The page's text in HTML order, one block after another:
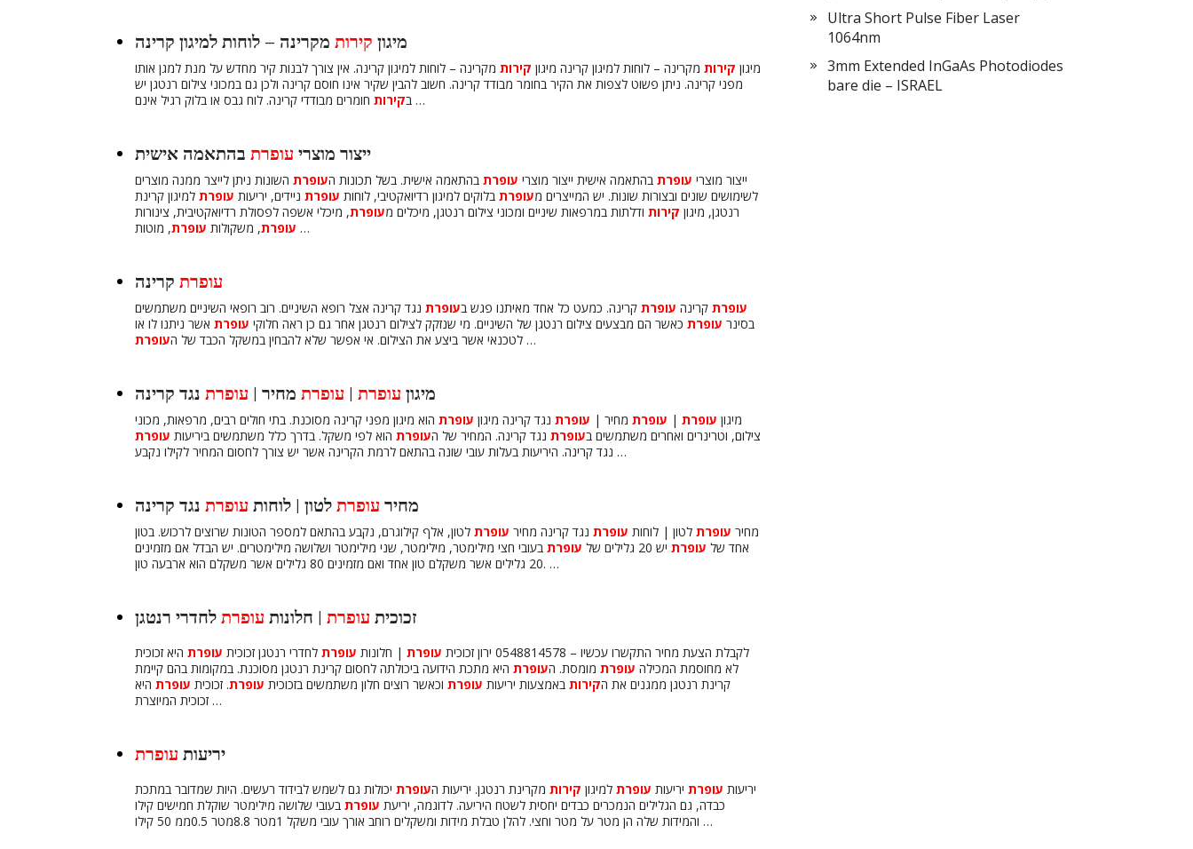
מיגון קירות מקרינה – לוחות למיגון קרינה
מיגון קירות מקרינה – לוחות למיגון קרינה מיגון קירות מקרינה – לוחות למיגון קרינה. אין צורך לבנות קיר מחדש על מנת למגן אותו
מפני קרינה. ניתן פשוט לצפות את הקיר בחומר מבודד קרינה. חשוב להבין שקיר אינו חוסם קרינה ולכן גם במכוני צילום רנטגן יש
בקירות חומרים מבודדי קרינה. לוח גבס או בלוק רגיל אינם …
ייצור מוצרי עופרת בהתאמה אישית
ייצור מוצרי עופרת בהתאמה אישית ייצור מוצרי עופרת בהתאמה אישית. בשל תכונות העופרת השונות ניתן לייצר ממנה מוצרים
לשימושים שונים ובצורות שונות. יש המייצרים מעופרת בלוקים למיגון רדיואקטיבי, לוחות עופרת ניידים, יריעות עופרת למיגון קרינת
רנטגן, מיגון קירות ודלתות במרפאות שיניים ומכוני צילום רנטגן, מיכלים מעופרת, מיכלי אשפה לפסולת רדיואקטיבית, צינורות
עופרת, משקולות עופרת , מוטות …
עופרת קרינה
עופרת קרינה עופרת קרינה. כמעט כל אחד מאיתנו פגש בעופרת נגד קרינה אצל רופא השיניים. רוב רופאי השיניים משתמשים
בסינר עופרת כאשר הם מבצעים צילום רנטגן של השיניים. מי שנזקק לצילום רנטגן אחר גם כן ראה חלוקי עופרת אשר ניתנו לו או
לטכנאי אשר ביצע את הצילום. אי אפשר שלא להבחין במשקל הכבד של העופרת …
מיגון עופרת | עופרת מחיר | עופרת נגד קרינה
מיגון עופרת | עופרת מחיר | עופרת נגד קרינה מיגון עופרת הוא מיגון מפני קרינה מסוכנת. בתי חולים רבים, מרפאות, מכוני
צילום, וטרינרים ואחרים משתמשים בעופרת נגד קרינה. המחיר של העופרת הוא לפי משקל. בדרך כלל משתמשים ביריעות עופרת
נגד קרינה. היריעות בעלות עובי שונה בהתאם לרמת הקרינה אשר יש צורך לחסום המחיר לקילו נקבע …
מחיר עופרתלטון | לוחות עופרת נגד קרינה
מחיר עופרת לטון | לוחות עופרת נגד קרינה מחיר עופרת לטון, אלף קילוגרם, נקבע בהתאם למספר הטונות שרוצים לרכוש. בטון
אחד של עופרת יש 20 גלילים של עופרת בעובי חצי מילימטר, מילימטר, שני מילימטר ושלושה מילימטרים. יש הבדל אם מזמינים
20 גלילים אשר משקלם טון אחד ואם מזמינים 80 גלילים אשר משקלם הוא ארבעה טון. …
זכוכית עופרת | חלונות עופרתלחדרי רנטגן
לקבלת הצעת מחיר התקשרו עכשיו – 0548814578 ירון זכוכית עופרת | חלונות עופרת לחדרי רנטגן זכוכית עופרת היא זכוכית
לא מחוסמת המכילה עופרת מומסת. העופרת היא מתכת הידועה ביכולתה לחסום קרינת רנטגן מסוכנת. במקומות בהם קיימת
קרינת רנטגן ממגנים את הקירות באמצעות יריעות עופרת וכאשר רוצים חלון משתמשים בזכוכית עופרת. זכוכית עופרת היא
זכוכית המיוצרת …
יריעות עופרת
יריעות עופרת יריעות עופרת למיגון קירות מקרינת רנטגן. יריעות העופרת יכולות גם לשמש לבידוד רעשים. היות שמדובר במתכת
כבדה, גם הגלילים הנמכרים כבדים יחסית לשטח היריעה. לדוגמה, יריעת עופרת בעובי שלושה מילימטר שוקלת חמישים קילו
והמידות שלה הן מטר על מטר וחצי. להלן טבלת מידות ומשקלים רוחב אורך עובי משקל 1מטר 8.8מטר 0.5ממ 50 קילו …
Ultra Short Pulse Fiber Laser
1064nm
3mm Extended InGaAs Photodiodes
bare die – ISRAEL